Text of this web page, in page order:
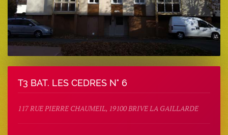
T3 BAT. LES CEDRES N° 6
117 RUE PIERRE CHAUMEIL, 19100 BRIVE LA GAILLARDE